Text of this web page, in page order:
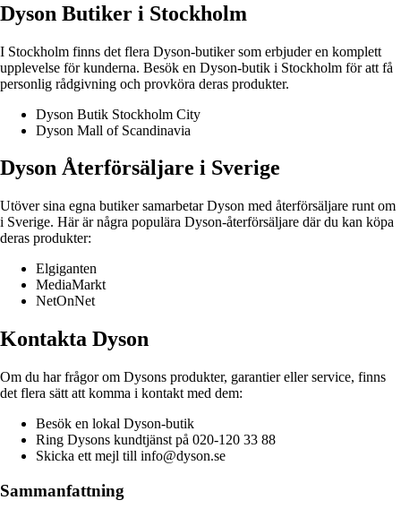
Dyson Butiker i Stockholm
I Stockholm finns det flera Dyson-butiker som erbjuder en komplett
upplevelse för kunderna. Besök en Dyson-butik i Stockholm för att få
personlig rådgivning och provköra deras produkter.
Dyson Butik Stockholm City
Dyson Mall of Scandinavia
Dyson Återförsäljare i Sverige
Utöver sina egna butiker samarbetar Dyson med återförsäljare runt om
i Sverige. Här är några populära Dyson-återförsäljare där du kan köpa
deras produkter:
Elgiganten
MediaMarkt
NetOnNet
Kontakta Dyson
Om du har frågor om Dysons produkter, garantier eller service, finns
det flera sätt att komma i kontakt med dem:
Besök en lokal Dyson-butik
Ring Dysons kundtjänst på 020-120 33 88
Skicka ett mejl till info@dyson.se
Sammanfattning